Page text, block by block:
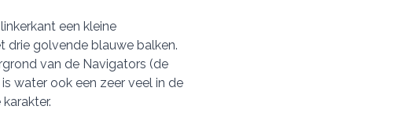
een kleine
drie golvende blauwe balken.
van de Navigators (de
water ook een zeer veel in de